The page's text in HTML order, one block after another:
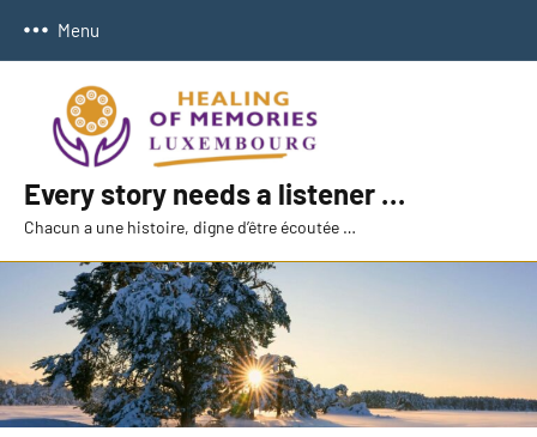
Menu
Every story needs a listener …
Chacun a une histoire, digne d’être écoutée …